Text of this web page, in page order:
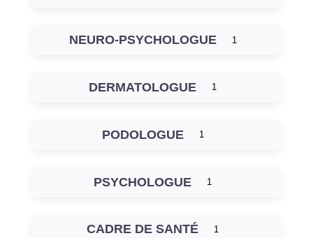
NEURO-PSYCHOLOGUE 1
DERMATOLOGUE 1
PODOLOGUE 1
PSYCHOLOGUE 1
CADRE DE SANTÉ 1